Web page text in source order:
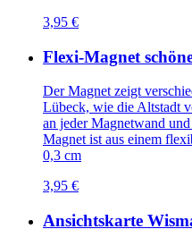
3,95 €
Flexi-Magnet
Der Magnet zeigt
Lübeck, wie die Altstadt
an jeder Magnetwand
Magnet ist aus einem
0,3 cm
3,95 €
Ansichtskarte